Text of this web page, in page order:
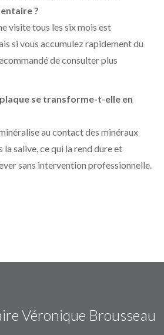
?
visite tous les six mois est
si vous accumulez rapidement du
de consulter plus
se transforme-t-elle en
au contact des minéraux
la salive, ce qui la rend dure et
sans intervention professionnelle.
Véronique Brousseau